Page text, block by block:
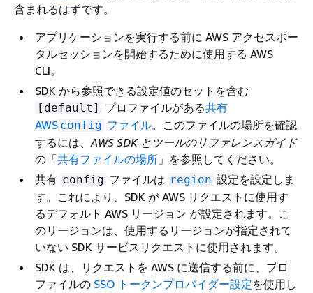
含まれるはずです。
アプリケーションを実行する前に AWS アクセスポー
タルセッションを開始するために使用する AWS
CLI。
SDK から参照できる設定値のセットを含む
[default] プロファイルがある共有
AWS config ファイル。このファイルの場所を確認
するには、AWS SDK とツールのリファレンスガイド
の「共有ファイルの場所 」を参照してください。
共有 config ファイルは region 設定を設定しま
す。これにより、SDK が AWS リクエストに使用す
るデフォルト AWS リージョン が設定されます。こ
のリージョンは、使用するリージョンが指定されて
いない SDK サービスリクエストに使用されます。
SDK は、リクエストを AWS に送信する前に、プロ
ファイルの SSO トークンプロバイダー設定を使用し